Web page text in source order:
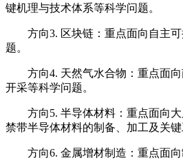
键机理与技术体系等科学问题。
方向3. 区块链：重点面向自主可
题。
方向4. 天然气水合物：重点面向
开采等科学问题。
方向5. 半导体材料：重点面向大
禁带半导体材料的制备、加工及关键
方向6. 金属增材制造：重点面向